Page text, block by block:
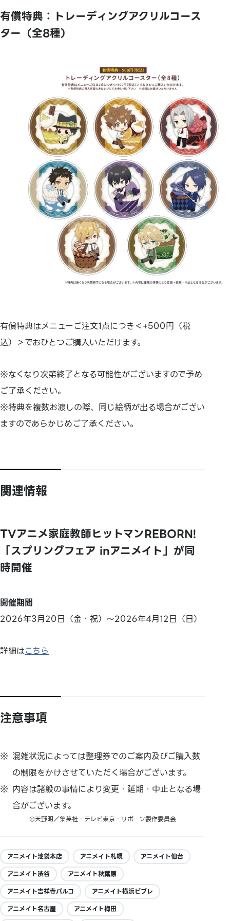
有償特典：トレーディングアクリルコース
ター（全8種）
有償特典はメニューご注文1点につき＜+500円（税
込）＞でおひとつご購入いただけます。
※なくなり次第終了となる可能性がございますので予め
ご了承ください。
※特典を複数お渡しの際、同じ絵柄が出る場合がござい
ますのであらかじめご了承ください。
関連情報
TVアニメ家庭教師ヒットマンREBORN!
「スプリングフェア inアニメイト」が同
時開催
開催期間
2026年3月20日（金・祝）～2026年4月12日（日）
詳細はこちら
注意事項
混雑状況によっては整理券でのご案内及びご購入数
の制限をかけさせていただく場合がございます。
内容は諸般の事情により変更・延期・中止となる場
合がございます。
©天野明／集英社・テレビ東京・リボーン製作委員会
アニメイト池袋本店 アニメイト札幌
アニメイト仙台
アニメイト渋谷
アニメイト秋葉原
アニメイト吉祥寺パルコ
アニメイト横浜ビブレ
アニメイト名古屋
アニメイト梅田